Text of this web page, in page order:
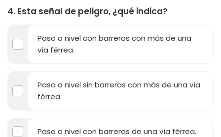
4. Esta señal de peligro, ¿qué indica?
Paso a nivel con barreras con más de una
vía férrea.
Paso a nivel sin barreras con más de una vía
férrea.
Paso a nivel con barreras de una vía férrea.